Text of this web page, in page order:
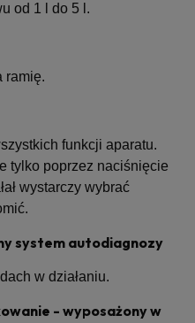
od 1 l do 5 l.
ramię.
funkcji aparatu.
tylko poprzez naciśnięcie
wystarczy wybrać
system autodiagnozy
w działaniu.
- wyposażony w